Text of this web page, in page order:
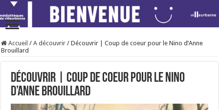
Accueil / A découvrir / Découvrir | Coup de coeur pour le Nino d’Anne
Brouillard
Découvrir | Coup de coeur pour le Nino
d’Anne Brouillard